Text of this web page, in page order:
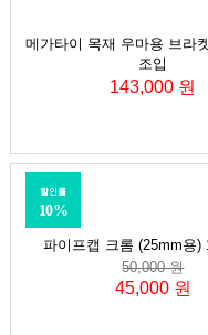
메가타이 목재 우마용 브라
조입
143,000 원
파이프캡 크롬 (25mm용)
할인률
10%
50,000 원
45,000 원